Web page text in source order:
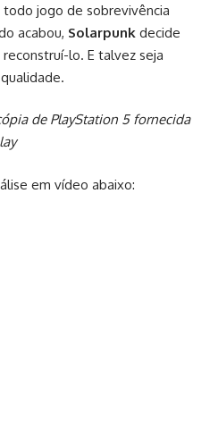
jogo de sobrevivência
acabou, Solarpunk decide
lo. E talvez seja
de PlayStation 5 fornecida
em vídeo abaixo: